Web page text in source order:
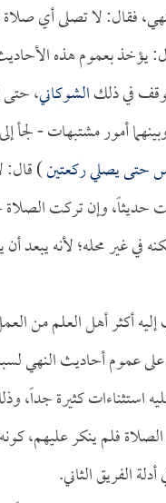
فقال: لا تصلى أي
يؤخذ بعموم هذه
في ذلكالشوكاني، حتى
أمور مشتبهات - لجأ
حتى يصلي ركعتين) قال:
حديثاً، وإن تركت
في غير محله؛ لأنه يبعد
أكثر أهل العلم من
عموم أحاديث
استثناءات كثيرة
فلم ينكر عليهم،
الفريق الثاني.